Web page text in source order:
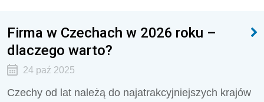
Firma w Czechach w 2026 roku –
dlaczego warto?
24 paź 2025
Czechy od lat należą do najatrakcyjniejszych krajów